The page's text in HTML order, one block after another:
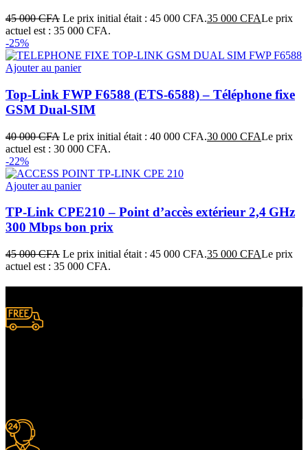
45 000CFA Le prix initial était : 45 000 CFA.35 000 CFALe prix
actuel est : 35 000 CFA.
-25%
Ajouter au panier
Top‑Link FWP F6588 (ETS‑6588) – Téléphone fixe
GSM Dual‑SIM
40 000CFA Le prix initial était : 40 000 CFA.30 000 CFALe prix
actuel est : 30 000 CFA.
-22%
Ajouter au panier
TP‑Link CPE210 – Point d’accès extérieur 2,4 GHz
300 Mbps bon prix
45 000CFA Le prix initial était : 45 000 CFA.35 000 CFALe prix
actuel est : 35 000 CFA.